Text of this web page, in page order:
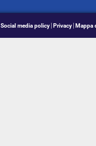
Social media policy Privacy Mappa